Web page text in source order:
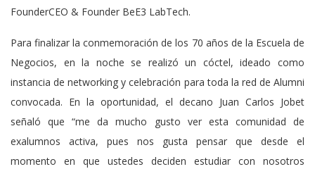
FounderCEO & Founder BeE3 LabTech.
Para finalizar la conmemoración de los 70 años de la Escuela de
Negocios, en la noche se realizó un cóctel, ideado como
instancia de networking y celebración para toda la red de Alumni
convocada. En la oportunidad, el decano Juan Carlos Jobet
señaló que “me da mucho gusto ver esta comunidad de
exalumnos activa, pues nos gusta pensar que desde el
momento en que ustedes deciden estudiar con nosotros